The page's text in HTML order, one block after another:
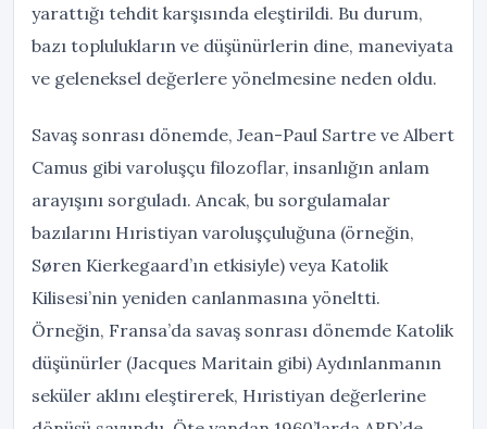
yarattığı tehdit karşısında eleştirildi. Bu durum,
bazı toplulukların ve düşünürlerin dine, maneviyata
ve geleneksel değerlere yönelmesine neden oldu.
Savaş sonrası dönemde, Jean-Paul Sartre ve Albert
Camus gibi varoluşçu filozoflar, insanlığın anlam
arayışını sorguladı. Ancak, bu sorgulamalar
bazılarını Hıristiyan varoluşçuluğuna (örneğin,
Søren Kierkegaard’ın etkisiyle) veya Katolik
Kilisesi’nin yeniden canlanmasına yöneltti.
Örneğin, Fransa’da savaş sonrası dönemde Katolik
düşünürler (Jacques Maritain gibi) Aydınlanmanın
seküler aklını eleştirerek, Hıristiyan değerlerine